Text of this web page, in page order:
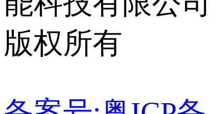
版权所有